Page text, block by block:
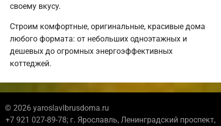
своему вкусу.
Строим комфортные, оригинальные, красивые дома
любого формата: от небольших одноэтажных и
дешевых до огромных энергоэффективных
коттеджей.
© 2026 yaroslavlbrusdoma.ru
+7 921 027-89-78; г. Ярославль, Ленинградский проспект,